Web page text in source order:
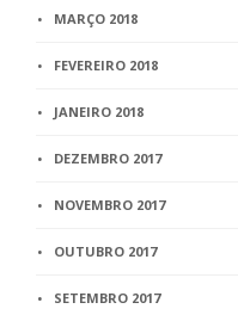
MARÇO 2018
FEVEREIRO 2018
JANEIRO 2018
DEZEMBRO 2017
NOVEMBRO 2017
OUTUBRO 2017
SETEMBRO 2017